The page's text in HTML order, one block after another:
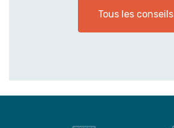
Tous les conseils